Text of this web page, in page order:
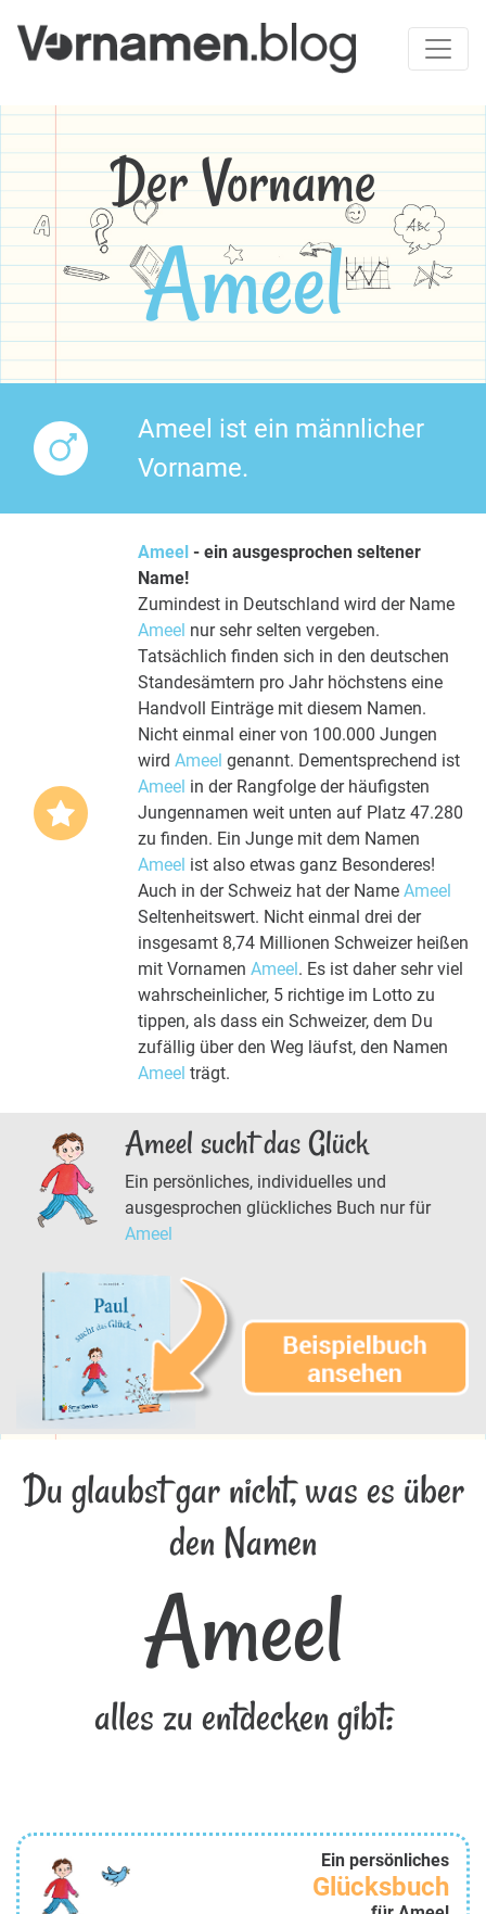
Der Vorname
Ameel
Ameel ist ein männlicher
Vorname.
Ameel - ein ausgesprochen seltener
Name!
Zumindest in Deutschland wird der Name
Ameel nur sehr selten vergeben.
Tatsächlich finden sich in den deutschen
Standesämtern pro Jahr höchstens eine
Handvoll Einträge mit diesem Namen.
Nicht einmal einer von 100.000 Jungen
wird Ameel genannt. Dementsprechend ist
Ameel in der Rangfolge der häufigsten
Jungennamen weit unten auf Platz 47.280
zu finden. Ein Junge mit dem Namen
Ameel ist also etwas ganz Besonderes!
Auch in der Schweiz hat der Name Ameel
Seltenheitswert. Nicht einmal drei der
insgesamt 8,74 Millionen Schweizer heißen
mit Vornamen Ameel. Es ist daher sehr viel
wahrscheinlicher, 5 richtige im Lotto zu
tippen, als dass ein Schweizer, dem Du
zufällig über den Weg läufst, den Namen
Ameel trägt.
Ameel sucht das Glück
Ein persönliches, individuelles und
ausgesprochen glückliches Buch nur für
Ameel
Du glaubst gar nicht, was es über
den Namen
Ameel
alles zu entdecken gibt:
Ein persönliches
Glücksbuch